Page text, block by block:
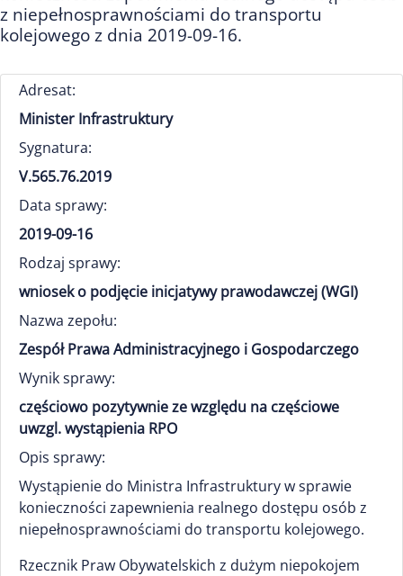
z niepełnosprawnościami do transportu
kolejowego z dnia 2019-09-16.
Adresat:
Minister Infrastruktury
Sygnatura:
V.565.76.2019
Data sprawy:
2019-09-16
Rodzaj sprawy:
wniosek o podjęcie inicjatywy prawodawczej (WGI)
Nazwa zepołu:
Zespół Prawa Administracyjnego i Gospodarczego
Wynik sprawy:
częściowo pozytywnie ze względu na częściowe
uwzgl. wystąpienia RPO
Opis sprawy:
Wystąpienie do Ministra Infrastruktury w sprawie
konieczności zapewnienia realnego dostępu osób z
niepełnosprawnościami do transportu kolejowego.
Rzecznik Praw Obywatelskich z dużym niepokojem